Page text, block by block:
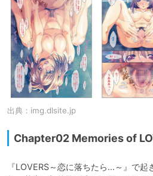
出典： img.dlsite.jp
Chapter02 Memories of
『LOVERS～恋に落ちたら…～』で